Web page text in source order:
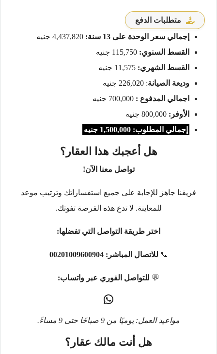
متطلبات الدفع
إجمالي سعر الوحدة على 13 سنة:
القسط السنوي:
القسط الشهري:
وديعة الصيانة: 226,020 جنيه
اجمالي المدفوع :
الأوفر: 800,000 جنيه
إجمالي المطلوب: 1,500,000 جنيه
هل أعجبك هذا العقار؟
تواصل معنا الآن!
فريقنا جاهز للإجابة على جميع استفساراتك وترتيب موعد
للمعاينة. لا تدع هذه الفرصة تفوتك.
اختر طريقة التواصل التي تفضلها:
📞 للاتصال المباشر: 00201009600904
💬 للتواصل الفوري عبر واتساب:
مواعيد العمل: يوميًا من 9 صباحًا حتى 9 مساءً.
هل أنت مالك عقار؟